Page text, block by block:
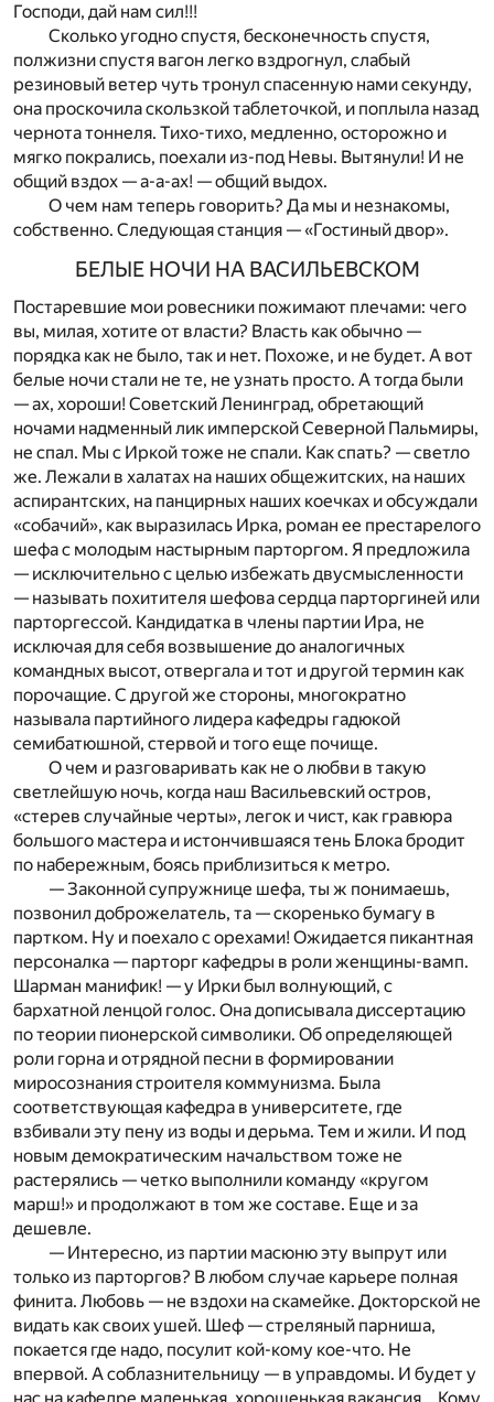
Господи, дай нам сил!!!
Сколько угодно спустя, бесконечность спустя,
полжизни спустя вагон легко вздрогнул, слабый
резиновый ветер чуть тронул спасенную нами секунду,
она проскочила скользкой таблеточкой, и поплыла назад
чернота тоннеля. Тихо-тихо, медленно, осторожно и
мягко покрались, поехали из-под Невы. Вытянули! И не
общий вздох — а-а-ах! — общий выдох.
О чем нам теперь говорить? Да мы и незнакомы,
собственно. Следующая станция — «Гостиный двор».
БЕЛЫЕ НОЧИ НА ВАСИЛЬЕВСКОМ
Постаревшие мои ровесники пожимают плечами: чего
вы, милая, хотите от власти? Власть как обычно —
порядка как не было, так и нет. Похоже, и не будет. А вот
белые ночи стали не те, не узнать просто. А тогда были
— ах, хороши! Советский Ленинград, обретающий
ночами надменный лик имперской Северной Пальмиры,
не спал. Мы с Иркой тоже не спали. Как спать? — светло
же. Лежали в халатах на наших общежитских, на наших
аспирантских, на панцирных наших коечках и обсуждали
«собачий», как выразилась Ирка, роман ее престарелого
шефа с молодым настырным парторгом. Я предложила
— исключительно с целью избежать двусмысленности
— называть похитителя шефова сердца парторгиней или
парторгессой. Кандидатка в члены партии Ира, не
исключая для себя возвышение до аналогичных
командных высот, отвергала и тот и другой термин как
порочащие. С другой же стороны, многократно
называла партийного лидера кафедры гадюкой
семибатюшной, стервой и того еще почище.
О чем и разговаривать как не о любви в такую
светлейшую ночь, когда наш Васильевский остров,
«стерев случайные черты», легок и чист, как гравюра
большого мастера и истончившаяся тень Блока бродит
по набережным, боясь приблизиться к метро.
— Законной супружнице шефа, ты ж понимаешь,
позвонил доброжелатель, та — скоренько бумагу в
партком. Ну и поехало с орехами! Ожидается пикантная
персоналка — парторг кафедры в роли женщины-вамп.
Шарман манифик! — у Ирки был волнующий, с
бархатной ленцой голос. Она дописывала диссертацию
по теории пионерской символики. Об определяющей
роли горна и отрядной песни в формировании
миросознания строителя коммунизма. Была
соответствующая кафедра в университете, где
взбивали эту пену из воды и дерьма. Тем и жили. И под
новым демократическим начальством тоже не
растерялись — четко выполнили команду «кругом
марш!» и продолжают в том же составе. Еще и за
дешевле.
— Интересно, из партии масюню эту выпрут или
только из парторгов? В любом случае карьере полная
финита. Любовь — не вздохи на скамейке. Докторской не
видать как своих ушей. Шеф — стреляный парниша,
покается где надо, посулит кой-кому кое-что. Не
впервой. А соблазнительницу — в управдомы. И будет у